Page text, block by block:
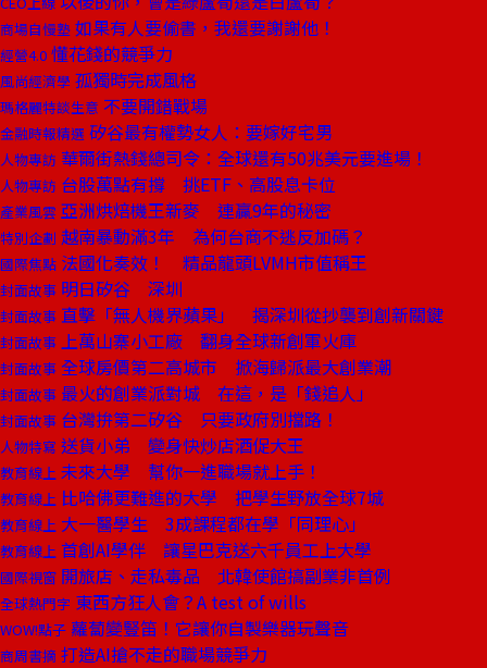
商場自慢塾 如果有人要偷書，我還要謝謝他！
經營4.0 懂花錢的競爭力
風尚經濟學 孤獨時完成風格
瑪格麗特談生意 不要開錯戰場
金融時報精選 矽谷最有權勢女人：要嫁好宅男
人物專訪 華爾街熱錢總司令：全球還有50兆美元要進場！
人物專訪 台股萬點有撐 挑ETF、高股息卡位
產業風雲 亞洲烘焙機王新麥 連贏9年的秘密
特別企劃 越南暴動滿3年 為何台商不逃反加碼？
國際焦點 法國化奏效！ 精品龍頭LVMH市值稱王
封面故事 明日矽谷 深圳
封面故事 直擊「無人機界蘋果」 揭深圳從抄襲到創新關鍵
封面故事 上萬山寨小工廠 翻身全球新創軍火庫
封面故事 全球房價第二高城市 掀海歸派最大創業潮
封面故事 最火的創業派對城 在這，是「錢追人」
封面故事 台灣拚第二矽谷 只要政府別擋路！
人物特寫 送貨小弟 變身快炒店酒促大王
教育線上 未來大學 幫你一進職場就上手！
教育線上 比哈佛更難進的大學 把學生野放全球7城
教育線上 大一醫學生 3成課程都在學「同理心」
教育線上 首創AI學伴 讓星巴克送六千員工上大學
國際視窗 開旅店、走私毒品 北韓使館搞副業非首例
全球熱門字 東西方狂人會？A test of wills
WOW!點子 蘿蔔變豎笛！它讓你自製樂器玩聲音
商周書摘 打造AI搶不走的職場競爭力